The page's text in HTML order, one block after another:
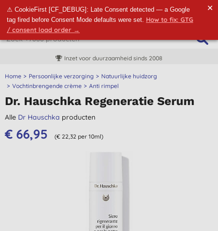
⚠ CookieFirst [CF_DEBUG]: Late Consent detected — a Google
tag fired before Consent Mode defaults were set. How to fix: GTG
/ consent load order →
✕
Inzet voor duurzaamheid sinds 2008
Home Persoonlijke verzorging
Natuurlijke huidzorg
Vochtinbrengende crème
Anti rimpel
Dr. Hauschka Regeneratie Serum
Alle Dr Hauschka producten
€ 66,95 (€ 22,32 per 10ml)